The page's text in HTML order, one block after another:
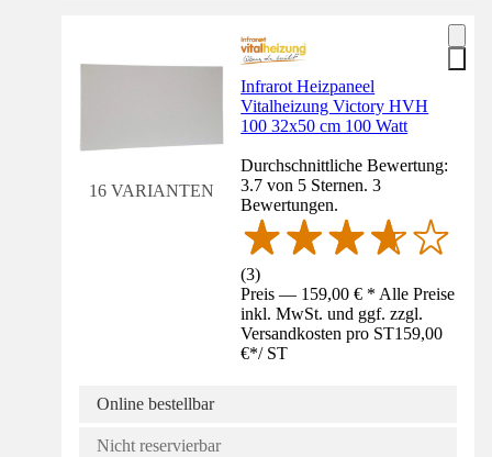
16 VARIANTEN
Infrarot Heizpaneel
Vitalheizung Victory HVH
100 32x50 cm 100 Watt
Durchschnittliche Bewertung:
3.7 von 5 Sternen. 3
Bewertungen.
(3)
Preis — 159,00 € * Alle Preise
inkl. MwSt. und ggf. zzgl.
Versandkosten pro ST159,00
€*/ ST
Online bestellbar
Nicht reservierbar